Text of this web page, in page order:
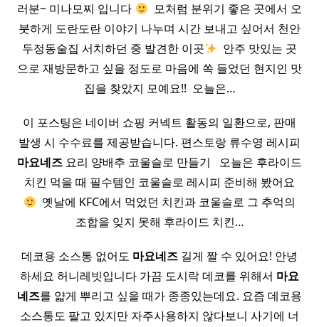
러분~ 미나모찌 입니다
​ 모처럼 분위기 좋은 곳에서 오
붓하게 도란도란 이야기 나누며 시간 보내고 싶어서 천안
두정동술집 서치하던 중 발견한 이곳
​ 안주 맛있는 곳
으로 재방문하고 싶을 정도로 마음에 쏙 들었던 현지인 맛
집을 찾았지 모예요!! ​ 오늘은…
이 포스팅은 네이버 쇼핑 커넥트 활동의 일환으로, 판매
발생 시 수수료를 제공받습니다. 편스토랑 류수영 레시피
마요네즈 요리 양배추 코울슬로 만들기 ​ ​ 오늘은 후라이드
치킨 먹을 때 필수템인 코울슬로 레시피 준비해 봤어요
​ 옛날에 KFC에서 먹었던 치킨과 코울슬로 그 추억의
조합을 잊지 못해 후라이드 치킨…
데코용 소스통 없어도 마요네즈 길게 짤 수 있어요! 안녕
하세요 허니레빗입니다 가끔 도시락 데코를 위해서 마요
네즈를 얇게 뿌리고 싶을 때가 종종있는데요. 요즘 데코용
소스통도 팔고 있지만 자주사용하지 않다보니 사기에 너